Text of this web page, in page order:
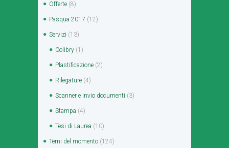
Offerte (8)
Pasqua 2017 (12)
Servizi (13)
Colibry (1)
Plastificazione (2)
Rilegature (4)
Scanner e invio documenti (3)
Stampa (4)
Tesi di Laurea (10)
Temi del momento (124)